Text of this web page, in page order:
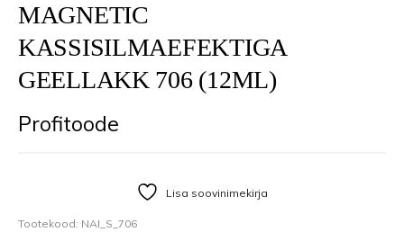
MAGNETIC
KASSISILMAEFEKTIGA
GEELLAKK 706 (12ML)
Profitoode
Lisa soovinimekirja
Tootekood: NAI_S_706